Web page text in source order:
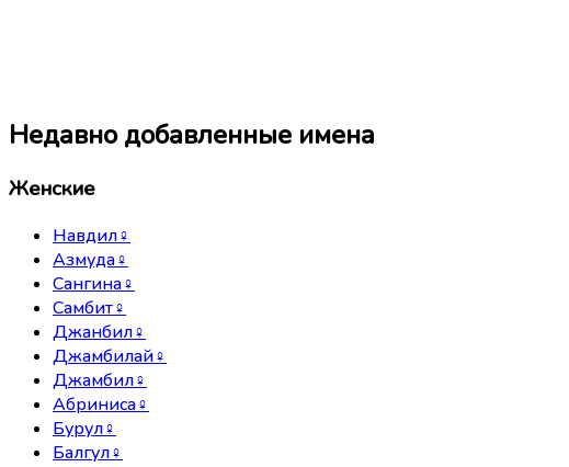
Недавно добавленные имена
Женские
Навдил♀
Азмуда♀
Сангина♀
Самбит♀
Джанбил♀
Джамбилай♀
Джамбил♀
Абриниса♀
Бурул♀
Балгул♀